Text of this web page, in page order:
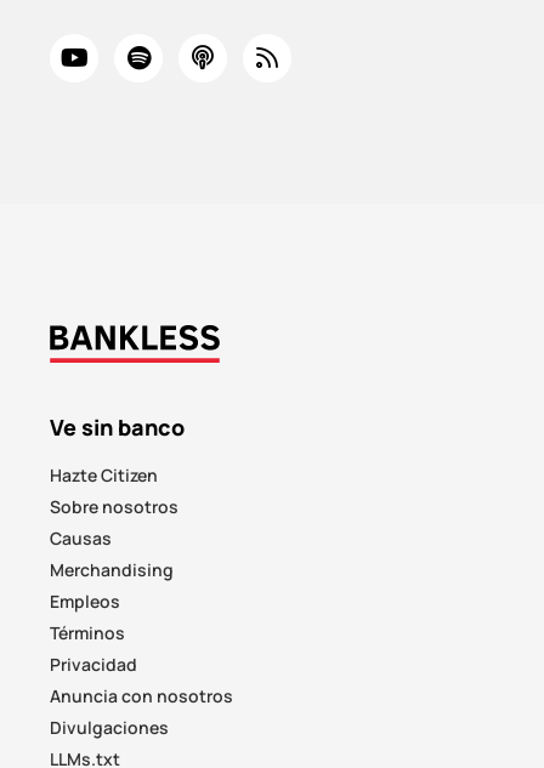
Ve sin banco
Hazte Citizen
Sobre nosotros
Causas
Merchandising
Empleos
Términos
Privacidad
Anuncia con nosotros
Divulgaciones
LLMs.txt